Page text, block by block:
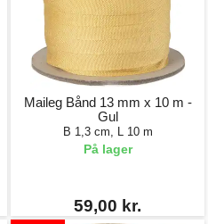
Maileg Bånd 13 mm x 10 m -
Gul
B 1,3 cm, L 10 m
På lager
59,00 kr.